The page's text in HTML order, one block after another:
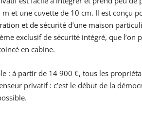
et une cuvette de 10 cm. Il est conçu
et de sécurité d’une maison
exclusif de sécurité intégré, que
en cabine.
: à partir de 14 900 €, tous les
privatif : c’est le début de la